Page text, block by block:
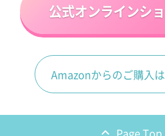
公式オンラインシ
Amazonからのご購入